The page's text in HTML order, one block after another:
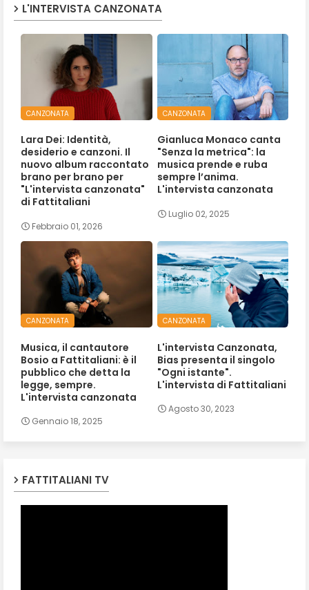
L'INTERVISTA CANZONATA
CANZONATA
Lara Dei: Identità,
desiderio e canzoni. Il
nuovo album raccontato
brano per brano per
"L'intervista canzonata"
di Fattitaliani
Febbraio 01, 2026
CANZONATA
Gianluca Monaco canta
"Senza la metrica": la
musica prende e ruba
sempre l’anima.
L'intervista canzonata
Luglio 02, 2025
CANZONATA
Musica, il cantautore
Bosio a Fattitaliani: è il
pubblico che detta la
legge, sempre.
L'intervista canzonata
Gennaio 18, 2025
CANZONATA
L'intervista Canzonata,
Bias presenta il singolo
"Ogni istante".
L'intervista di Fattitaliani
Agosto 30, 2023
FATTITALIANI TV